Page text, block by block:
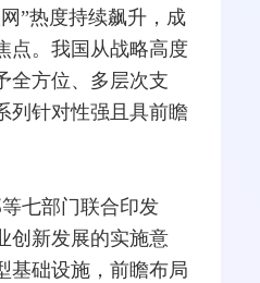
”热度持续飙升，成
点。我国从战略高度
全方位、多层次支
列针对性强且具前瞻
等七部门联合印发
创新发展的实施意
基础设施，前瞻布局